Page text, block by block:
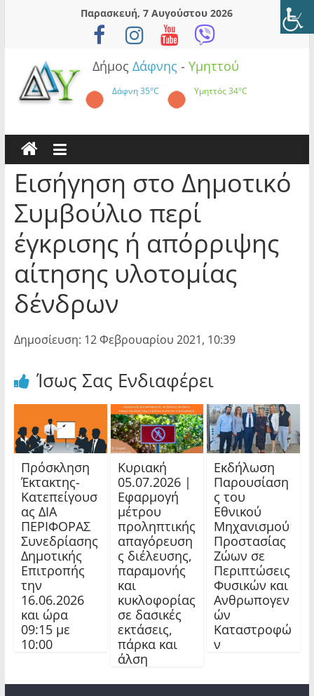
Παρασκευή, 7 Αυγούστου 2026
Δήμος Δάφνης - Υμηττού
Δάφνη35°C Υμηττός34°C
Εισήγηση στο Δημοτικό
Συμβούλιο περί
έγκρισης ή απόρριψης
αίτησης υλοτομίας
δένδρων
Δημοσίευση: 12 Φεβρουαρίου 2021, 10:39
Ίσως Σας Ενδιαφέρει
Πρόσκληση
Έκτακτης-
Κατεπείγουσ
ας ΔΙΑ
ΠΕΡΙΦΟΡΑΣ
Συνεδρίασης
Δημοτικής
Επιτροπής
την
16.06.2026
και ώρα
09:15 με
10:00
Κυριακή
05.07.2026 |
Εφαρμογή
μέτρου
προληπτικής
απαγόρευση
ς διέλευσης,
παραμονής
και
κυκλοφορίας
σε δασικές
εκτάσεις,
πάρκα και
άλση
Εκδήλωση
Παρουσίαση
ς του
Εθνικού
Μηχανισμού
Προστασίας
Ζώων σε
Περιπτώσεις
Φυσικών και
Ανθρωπογεν
ών
Καταστροφώ
ν